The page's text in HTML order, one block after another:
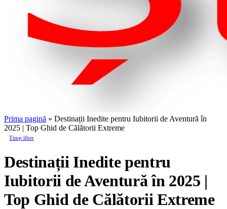
Prima pagină » Destinații Inedite pentru Iubitorii de Aventură în
2025 | Top Ghid de Călătorii Extreme
Timp liber
Destinații Inedite pentru
Iubitorii de Aventură în 2025 |
Top Ghid de Călătorii Extreme